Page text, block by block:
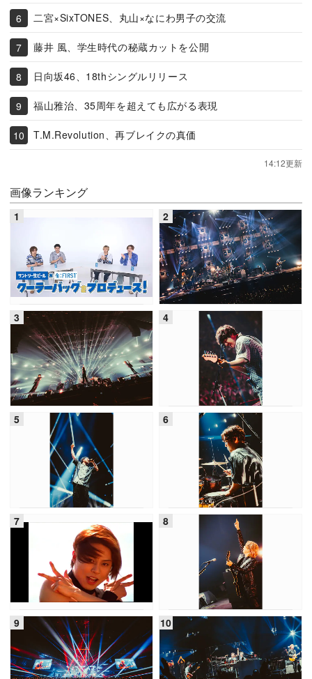
二宮×SixTONES、丸山×なにわ男子の交流
藤井 風、学生時代の秘蔵カットを公開
日向坂46、18thシングルリリース
福山雅治、35周年を超えても広がる表現
T.M.Revolution、再ブレイクの真価
14:12更新
画像ランキング